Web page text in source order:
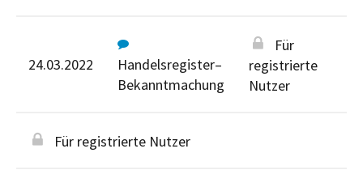
24.03.2022
Handelsregister–
Bekanntmachung
Für
registrierte
Nutzer
Für registrierte Nutzer